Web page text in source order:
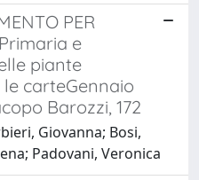
PER
e
piante
carteGennaio
Barozzi, 172
Giovanna; Bosi,
Padovani, Veronica